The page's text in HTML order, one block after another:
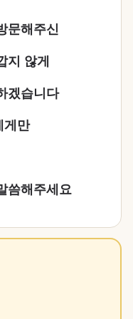
문해주신
지 않게
겠습니다
게만
씀해주세요